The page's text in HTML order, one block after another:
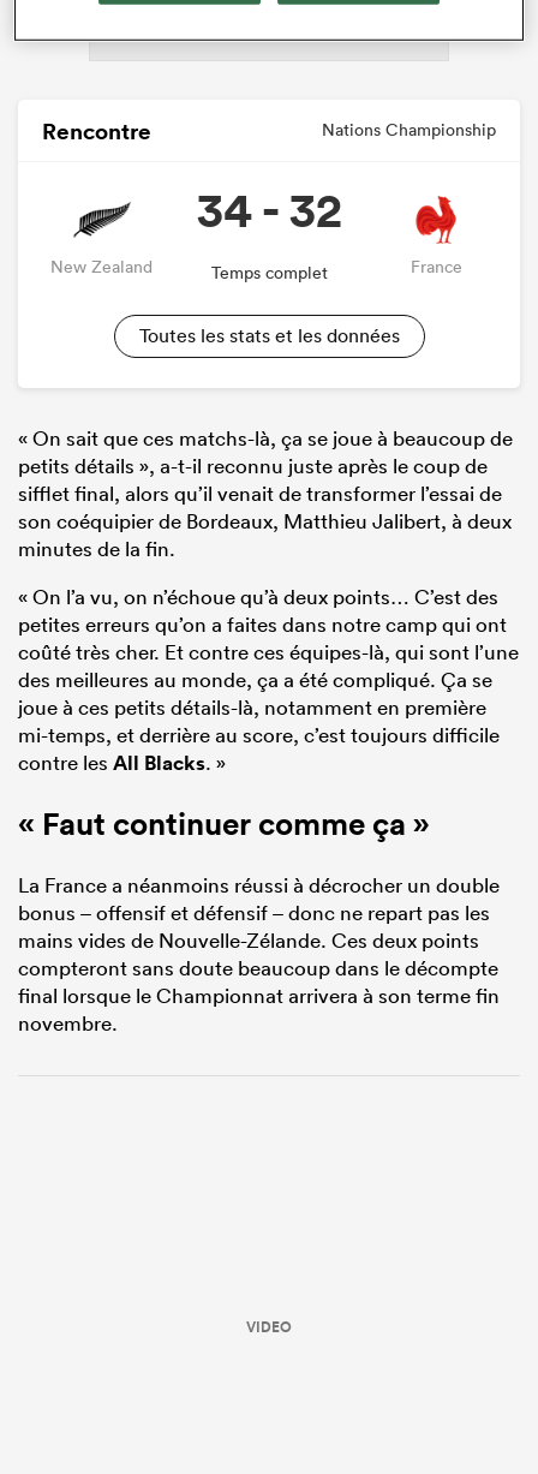
Rencontre Nations Championship
New Zealand
34 - 32
Temps complet France
Toutes les stats et les données
« On sait que ces matchs-là, ça se joue à beaucoup de
petits détails », a-t-il reconnu juste après le coup de
sifflet final, alors qu’il venait de transformer l’essai de
son coéquipier de Bordeaux, Matthieu Jalibert, à deux
minutes de la fin.
« On l’a vu, on n’échoue qu’à deux points… C’est des
petites erreurs qu’on a faites dans notre camp qui ont
coûté très cher. Et contre ces équipes-là, qui sont l’une
des meilleures au monde, ça a été compliqué. Ça se
joue à ces petits détails-là, notamment en première
mi-temps, et derrière au score, c’est toujours difficile
contre les All Blacks. »
« Faut continuer comme ça »
La France a néanmoins réussi à décrocher un double
bonus – offensif et défensif – donc ne repart pas les
mains vides de Nouvelle-Zélande. Ces deux points
compteront sans doute beaucoup dans le décompte
final lorsque le Championnat arrivera à son terme fin
novembre.
VIDEO